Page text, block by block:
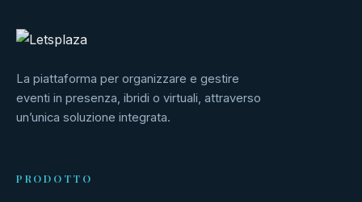
La piattaforma per organizzare e gestire
eventi in presenza, ibridi o virtuali, attraverso
un’unica soluzione integrata.
PRODOTTO